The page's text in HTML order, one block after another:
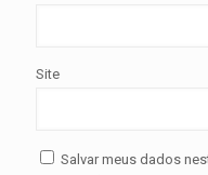
Site
Salvar meus dados